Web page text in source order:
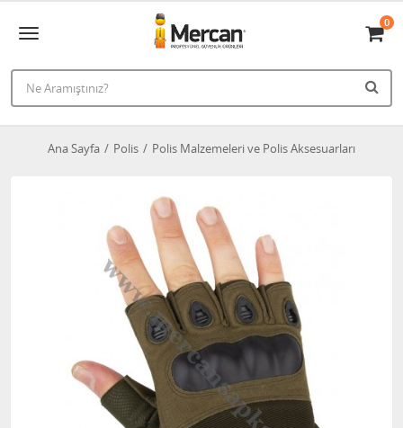
0
Ana Sayfa Polis Polis Malzemeleri ve Polis Aksesuarları